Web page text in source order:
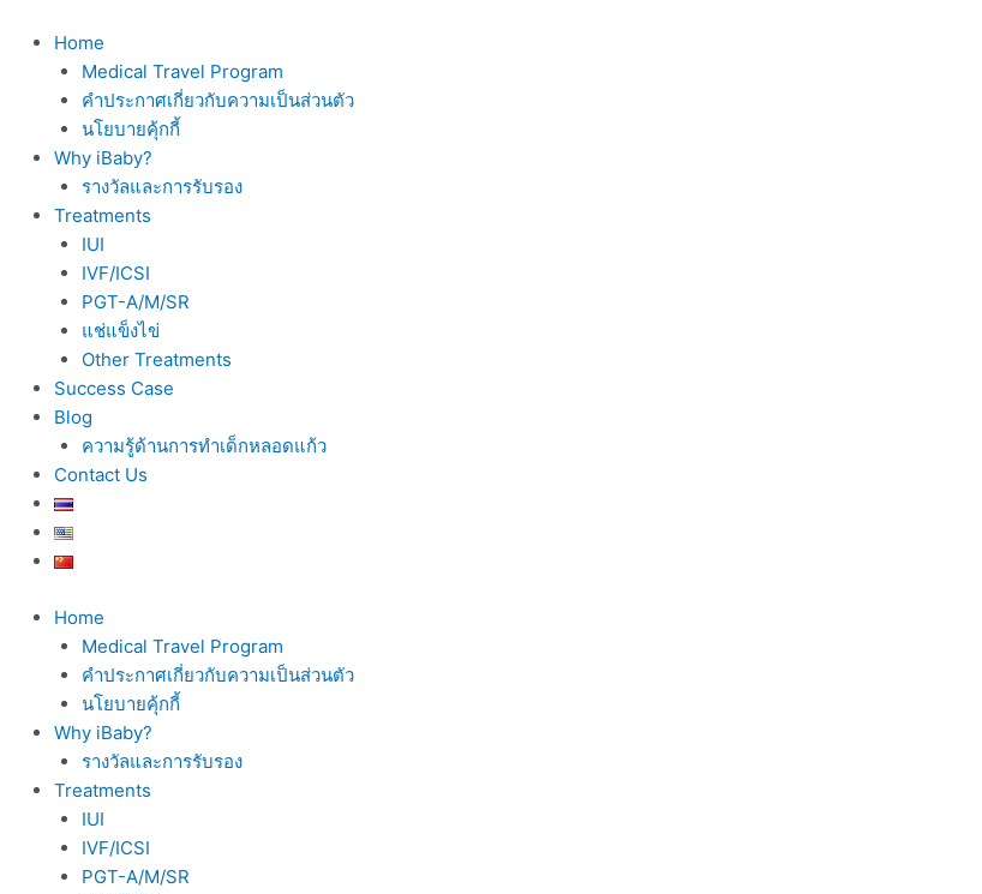
content
Home
Medical Travel Program
คำประกาศเกี่ยวกับความเป็นส่วนตัว
นโยบายคุ้กกี้
Why iBaby?
รางวัลและการรับรอง
Treatments
IUI
IVF/ICSI
PGT-A/M/SR
แช่แข็งไข่
Other Treatments
Success Case
Blog
ความรู้ด้านการทำเด็กหลอดแก้ว
Contact Us
Home
Medical Travel Program
คำประกาศเกี่ยวกับความเป็นส่วนตัว
นโยบายคุ้กกี้
Why iBaby?
รางวัลและการรับรอง
Treatments
IUI
IVF/ICSI
PGT-A/M/SR